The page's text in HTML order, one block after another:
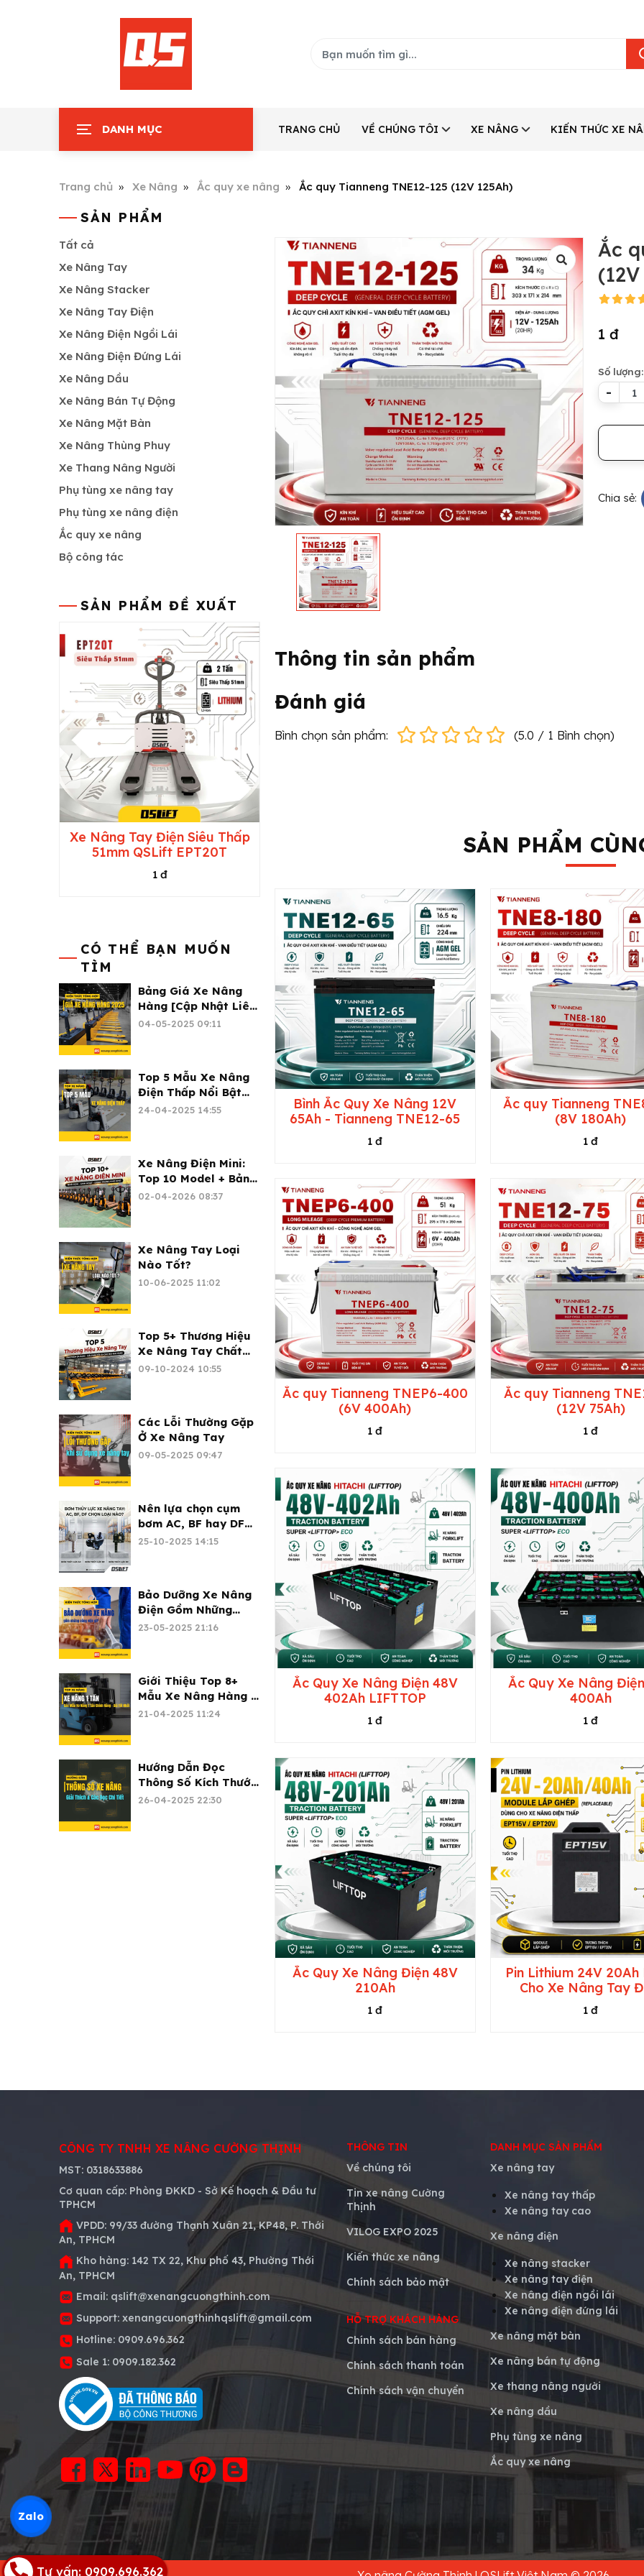
DANH MỤC TRANG CHỦ VỀ CHÚNG TÔI XE NÂNG KIẾN THỨC XE
Trang chủ Xe Nâng Ắc quy xe nâng Ắc quy Tianneng TNE12-125 (12V 125Ah)
SẢN PHẨM
Tất cả
Xe Nâng Tay
Xe Nâng Stacker
Xe Nâng Tay Điện
Xe Nâng Điện Ngồi Lái
Xe Nâng Điện Đứng Lái
Xe Nâng Dầu
Xe Nâng Bán Tự Động
Xe Nâng Mặt Bàn
Xe Nâng Thùng Phuy
Xe Thang Nâng Người
Phụ tùng xe nâng tay
Phụ tùng xe nâng điện
Ắc quy xe nâng
Bộ công tác
SẢN PHẨM ĐỀ XUẤT
Xe Nâng Tay Điện Siêu Thấp
51mm QSLift EPT20T
1 đ
Xe Nâng Tay Cao 1.5
CÓ THỂ BẠN MUỐN
TÌM
Bảng Giá Xe Nâng
Hàng [Cập Nhật Liên
Tục 2026]
04-05-2025 09:11
Top 5 Mẫu Xe Nâng
Điện Thấp Nổi Bật
2026
24-04-2025 14:55
Xe Nâng Điện Mini:
Top 10 Model + Bảng
Giá 2026 | Xe Nâng
02-04-2026 08:37
Xe Nâng Tay Loại
Nào Tốt?
10-06-2025 11:02
Top 5+ Thương Hiệu
Xe Nâng Tay Chất
Lượng - Đáng Mua
09-10-2024 10:55
Các Lỗi Thường Gặp
Ở Xe Nâng Tay
09-05-2025 09:47
Nên lựa chọn cụm
bơm AC, BF hay DF
cho xe nâng tay?
25-10-2025 14:15
Bảo Dưỡng Xe Nâng
Điện Gồm Những
Công Tác Gì?
23-05-2025 21:16
Giới Thiệu Top 8+
Mẫu Xe Nâng Hàng 1
Tấn Giá Rẻ
21-04-2025 11:24
Hướng Dẫn Đọc
Thông Số Kích Thước
Xe Nâng Chi Tiết (A-
26-04-2025 22:30
Ắc
1 đ
Số lượng:
-
Chia sẻ:
Thông tin sản phẩm
Đánh giá
Bình chọn sản phẩm: (5.0 / 1 Bình chọn)
SẢN PHẨM
Bình Ắc Quy Xe Nâng 12V
65Ah - Tianneng TNE12-65
1 đ
Ắc quy Tianneng
(8V 180Ah)
1 đ
Ắc quy Tianneng TNEP6-400
(6V 400Ah)
1 đ
Ắc quy Tianneng
(12V 75Ah)
1 đ
Ắc Quy Xe Nâng Điện 48V
402Ah LIFTTOP
1 đ
Ắc Quy Xe Nâng
400Ah
1 đ
Ắc Quy Xe Nâng Điện 48V
210Ah
1 đ
Pin Lithium 24V 20Ah
Cho Xe Nâng Tay
1 đ
CÔNG TY TNHH XE NÂNG CƯỜNG THỊNH
MST: 0318633886
Cơ quan cấp: Phòng ĐKKD - Sở Kế hoạch & Đầu tư
TPHCM
VPDD: 99/33 đường Thạnh Xuân 21, KP48, P. Thới
An, TPHCM
Kho hàng: 142 TX 22, Khu phố 43, Phường Thới
An, TPHCM
Email: qslift@xenangcuongthinh.com
Support: xenangcuongthinhqslift@gmail.com
Hotline: 0909.696.362
Sale 1: 0909.182.362
THÔNG TIN
Về chúng tôi
Tin xe nâng Cường
Thịnh
VILOG EXPO 2025
Kiến thức xe nâng
Chính sách bảo mật
HỖ TRỢ KHÁCH HÀNG
Chính sách bán hàng
Chính sách thanh toán
Chính sách vận chuyển
DANH MỤC SẢN PHẨM
Xe nâng tay
Xe nâng tay thấp
Xe nâng tay cao
Xe nâng điện
Xe nâng stacker
Xe nâng tay điện
Xe nâng điện ngồi lái
Xe nâng điện đứng lái
Xe nâng mặt bàn
Xe nâng bán tự động
Xe thang nâng người
Xe nâng dầu
Phụ tùng xe nâng
Ắc quy xe nâng
Tư vấn: 0909.696.362
Zalo